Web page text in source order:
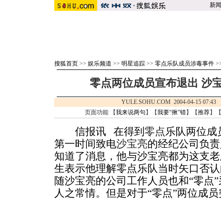
新闻
搜狐首页 >> 娱乐频道 >> 明星追踪 >> 零点乐队成员涉毒事件
零点两位成员宣布退出 沙
YULE.SOHU.COM 2004-04-15
页面功能 【我来说两句 】【我要“揪”错】【推荐】
信报讯 在得到 零点乐队两位成
第一时间致电沙宝亮的经纪公司负
知道了消息，他与沙宝亮都为这支
生表示他理解零点乐队当时矢口否
随沙宝亮的公司工作人员也和“零点
人之常情。但是对于“零点”两位成